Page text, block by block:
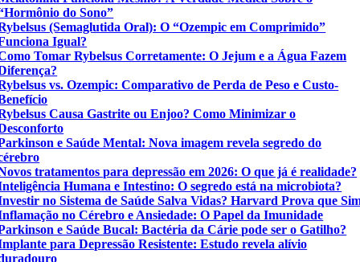
do Sono”
(Semaglutida Oral): O “Ozempic em Comprimido”
Igual?
Tomar Rybelsus Corretamente: O Jejum e a Água Fazem
vs. Ozempic: Comparativo de Perda de Peso e Custo-
Causa Gastrite ou Enjoo? Como Minimizar o
e Saúde Mental: Nova imagem revela segredo do
tratamentos para depressão em 2026: O que já é realidade?
Humana e Intestino: O segredo está na microbiota?
no Sistema de Saúde Salva Vidas? Harvard Prova que
no Cérebro e Ansiedade: O Papel da Imunidade
e Saúde Bucal: Bactéria da Cárie pode ser o Gatilho?
para Depressão Resistente: Estudo revela alívio